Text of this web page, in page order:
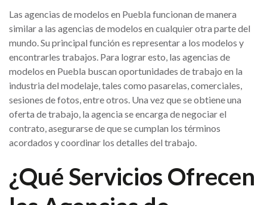
Las agencias de modelos en Puebla funcionan de manera
similar a las agencias de modelos en cualquier otra parte del
mundo. Su principal función es representar a los modelos y
encontrarles trabajos. Para lograr esto, las agencias de
modelos en Puebla buscan oportunidades de trabajo en la
industria del modelaje, tales como pasarelas, comerciales,
sesiones de fotos, entre otros. Una vez que se obtiene una
oferta de trabajo, la agencia se encarga de negociar el
contrato, asegurarse de que se cumplan los términos
acordados y coordinar los detalles del trabajo.
¿Qué Servicios Ofrecen